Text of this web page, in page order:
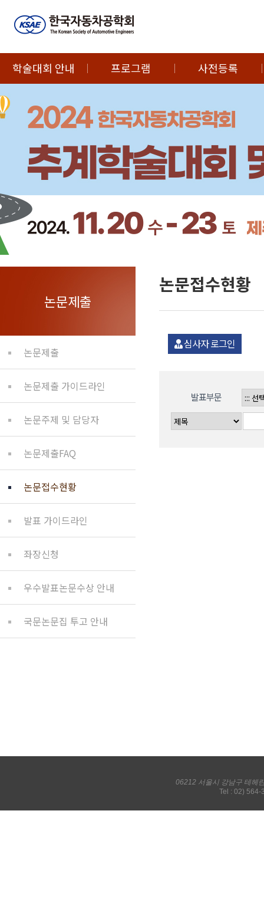
학술대회 안내 프로그램 사전등록
논문접수현황
논문제출
논문제출
논문제출 가이드라인
논문주제 및 담당자
논문제출FAQ
논문접수현황
발표 가이드라인
좌장신청
우수발표논문수상 안내
국문논문집 투고 안내
심사자 로그인
발표부문
06212 서울시 강남구 테헤
Tel : 02) 564-